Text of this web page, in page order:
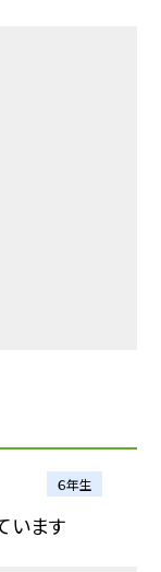
６年生
います